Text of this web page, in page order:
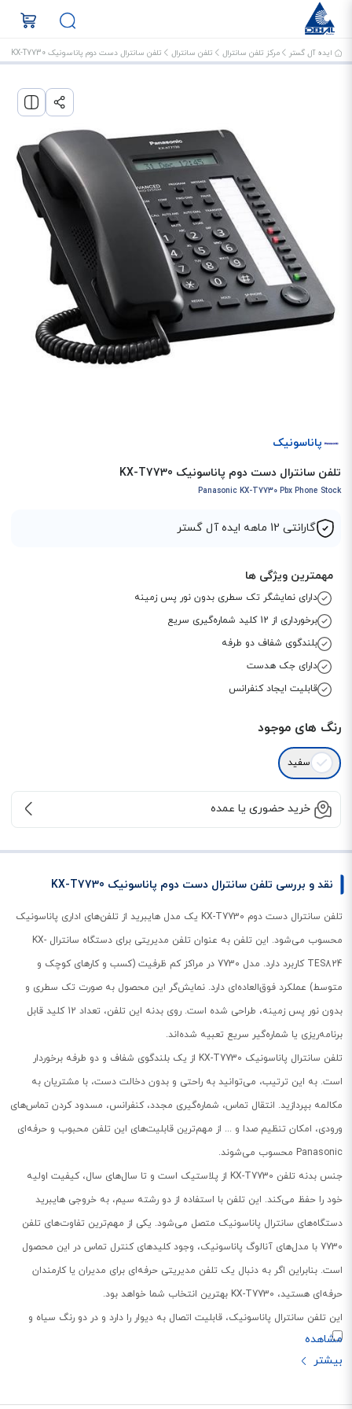
ایده آل گستر مرکز تلفن سانترال تلفن سانترال تلفن سانترال دست دوم پاناسونیک KX-T7730
پاناسونیک
تلفن سانترال دست دوم پاناسونیک KX-T7730
Panasonic KX-T7730 Pbx Phone Stock
گارانتی 12 ماهه ایده آل گستر
مهمترین ویژگی ها
دارای نمایشگر تک سطری بدون نور پس زمینه
برخورداری از 12 کلید شماره‌گیری سریع
بلندگوی شفاف دو طرفه
دارای جک هدست
قابلیت ایجاد کنفرانس
رنگ های موجود
سفید
خرید حضوری یا عمده
نقد و بررسی تلفن سانترال دست دوم پاناسونیک KX-T7730
تلفن سانترال دست دوم KX-T7730 یک مدل هایبرید از تلفن‌های اداری پاناسونیک
محسوب می‌شود. این تلفن به عنوان تلفن مدیریتی برای دستگاه‌ سانترال KX-
TES824 کاربرد دارد. مدل 7730 در مراکز کم ظرفیت (کسب و کارهای کوچک و
متوسط) عملکرد فوق‌‌العاده‌ای دارد. نمایش‌گر این محصول به صورت تک سطری و
بدون نور پس زمینه، طراحی شده است. روی بدنه این تلفن، تعداد 12 کلید قابل
برنامه‌ریزی یا شماره‌گیر سریع تعبیه شده‌اند.
تلفن سانترال پاناسونیک KX-T7730 از یک بلندگوی شفاف و دو طرفه برخوردار
است. به این ترتیب، می‌توانید به راحتی و بدون دخالت دست، با مشتریان به
مکالمه بپردازید. انتقال تماس، شماره‌گیری مجدد، کنفرانس، مسدود کردن تماس‌های
ورودی، امکان تنظیم صدا و ... از مهم‌ترین قابلیت‌های این تلفن محبوب و حرفه‌ای
Panasonic محسوب می‌شوند.
جنس بدنه تلفن KX-T7730 از پلاستیک است و تا سال‌های سال، کیفیت اولیه
خود را حفظ می‌کند. این تلفن با استفاده از دو رشته سیم، به خروجی هایبرید
دستگاه‌های سانترال پاناسونیک متصل می‌شود. یکی از مهم‌ترین تفاوت‌های تلفن
7730 با مدل‌های آنالوگ پاناسونیک، وجود کلیدهای کنترل تماس در این محصول
است. بنابراین اگر به دنبال یک تلفن مدیریتی حرفه‌ای برای مدیران یا کارمندان
حرفه‌ای هستید، KX-T7730 بهترین انتخاب شما خواهد بود.
این تلفن سانترال پاناسونیک، قابلیت اتصال به دیوار را دارد و در دو رنگ سیاه و
سفید، به شما عزیزان عرضه می‌شود. نوع پایه آن است و کلیدهای روی صفحه